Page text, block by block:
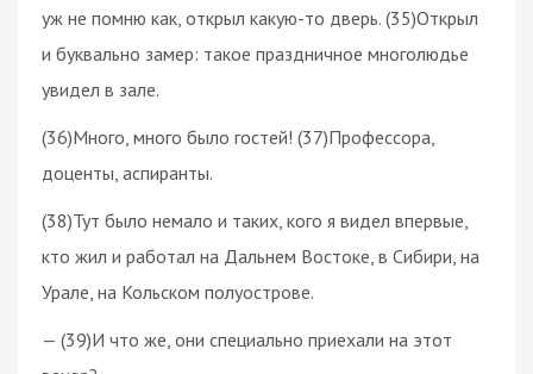
уж не помню как, открыл какую-то дверь. (35)Открыл
и буквально замер: такое праздничное многолюдье
увидел в зале.
(36)Много, много было гостей! (37)Профессора,
доценты, аспиранты.
(38)Тут было немало и таких, кого я видел впервые,
кто жил и работал на Дальнем Востоке, в Сибири, на
Урале, на Кольском полуострове.
— (39)И что же, они специально приехали на этот